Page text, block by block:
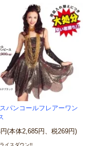
スパンコールフレアーワン
(本体2,685円、税269円)
イスダウン!!